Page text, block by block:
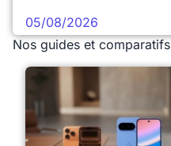
05/08/2026
Nos guides et comparatifs